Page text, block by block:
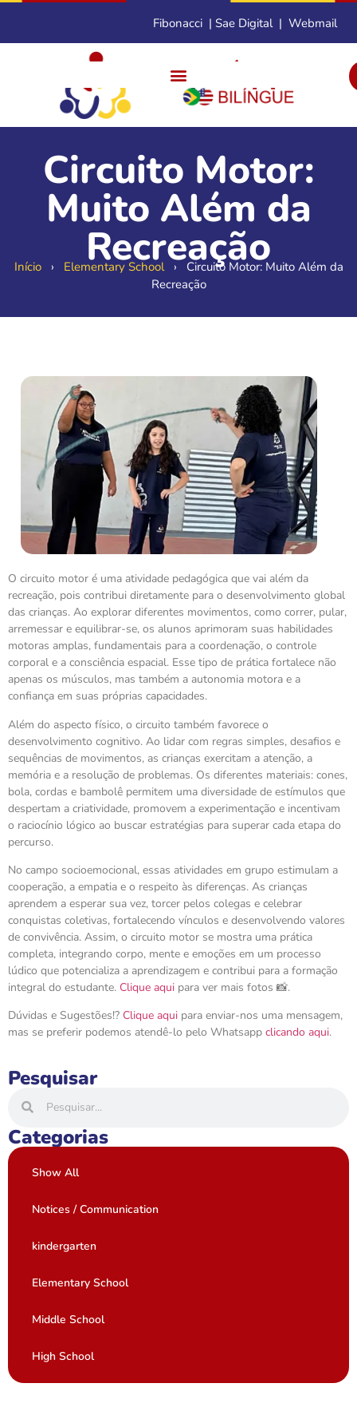
Fibonacci | Sae Digital| Webmail
Circuito Motor:
Muito Além da
Recreação
Início› Elementary School› Circuito Motor: Muito Além da
Recreação
O circuito motor é uma atividade pedagógica que vai além da
recreação, pois contribui diretamente para o desenvolvimento global
das crianças. Ao explorar diferentes movimentos, como correr, pular,
arremessar e equilibrar-se, os alunos aprimoram suas habilidades
motoras amplas, fundamentais para a coordenação, o controle
corporal e a consciência espacial. Esse tipo de prática fortalece não
apenas os músculos, mas também a autonomia motora e a
confiança em suas próprias capacidades.
Além do aspecto físico, o circuito também favorece o
desenvolvimento cognitivo. Ao lidar com regras simples, desafios e
sequências de movimentos, as crianças exercitam a atenção, a
memória e a resolução de problemas. Os diferentes materiais: cones,
bola, cordas e bambolê permitem uma diversidade de estímulos que
despertam a criatividade, promovem a experimentação e incentivam
o raciocínio lógico ao buscar estratégias para superar cada etapa do
percurso.
No campo socioemocional, essas atividades em grupo estimulam a
cooperação, a empatia e o respeito às diferenças. As crianças
aprendem a esperar sua vez, torcer pelos colegas e celebrar
conquistas coletivas, fortalecendo vínculos e desenvolvendo valores
de convivência. Assim, o circuito motor se mostra uma prática
completa, integrando corpo, mente e emoções em um processo
lúdico que potencializa a aprendizagem e contribui para a formação
integral do estudante. Clique aqui para ver mais fotos 📸.
Dúvidas e Sugestões!? Clique aqui para enviar-nos uma mensagem,
mas se preferir podemos atendê-lo pelo Whatsapp clicando aqui.
Pesquisar
Categorias
Show All
Notices / Communication
kindergarten
Elementary School
Middle School
High School